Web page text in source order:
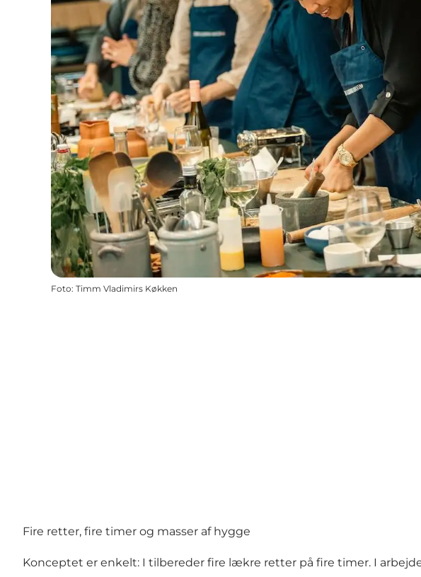
Foto: Timm Vladimirs Køkken
Fire retter, fire timer og masser af hygge
Konceptet er enkelt: I tilbereder fire lækre retter på fire timer. I